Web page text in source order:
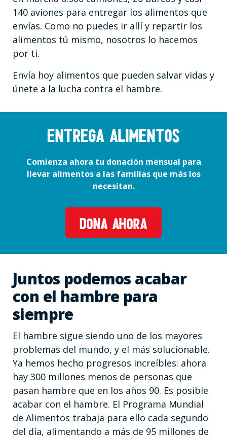
140 aviones para entregar los alimentos que
envías. Como no puedes ir allí y repartir los
alimentos tú mismo, nosotros lo hacemos
por ti.
Envía hoy alimentos que pueden salvar vidas y
únete a la lucha contra el hambre.
ENTREGA ALIMENTOS
Comienza ahora tu donación mensual para
llevar alimentos a las familias que más los
necesitan.
DONA AHORA
Juntos podemos acabar
con el hambre para
siempre
El hambre sigue siendo uno de los mayores
problemas del mundo, y el más solucionable.
Ya hemos hecho progresos increíbles: ahora
hay 300 millones menos de personas que
pasan hambre que en los años 90. Es posible
acabar con el hambre. El Programa Mundial
de Alimentos trabaja para ello cada segundo
del día, alimentando a más de 95 millones de